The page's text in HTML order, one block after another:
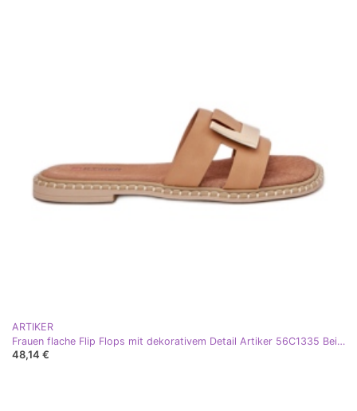
ARTIKER
Frauen flache Flip Flops mit dekorativem Detail Artiker 56C1335 Beige
48,14 €